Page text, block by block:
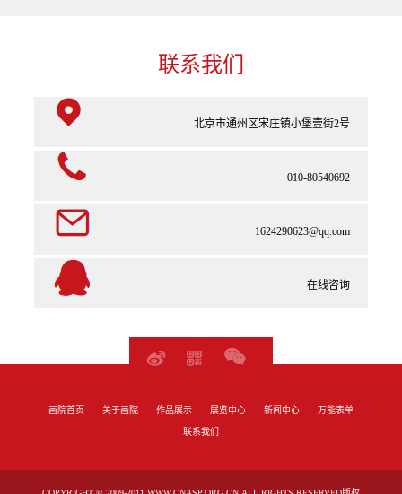
联系我们
北京市通州区宋庄镇小堡壹街2号
010-80540692
1624290623@qq.com
在线咨询
画院首页 关于画院 作品展示 展览中心 新闻中心 万能表单
联系我们